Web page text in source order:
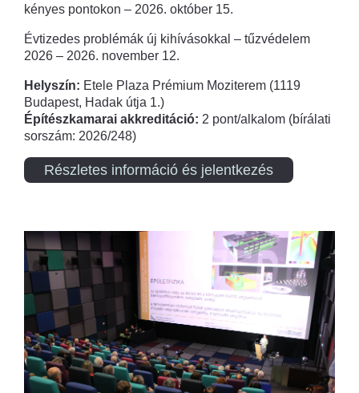
kényes pontokon – 2026. október 15.
Évtizedes problémák új kihívásokkal – tűzvédelem
2026 – 2026. november 12.
Helyszín: Etele Plaza Prémium Moziterem (1119
Budapest, Hadak útja 1.)
Építészkamarai akkreditáció: 2 pont/alkalom (bírálati
sorszám: 2026/248)
Részletes információ és jelentkezés